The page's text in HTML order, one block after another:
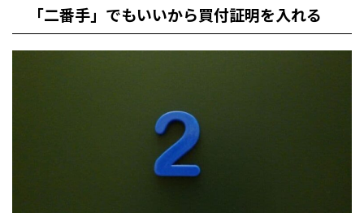
「二番手」でもいいから買付証明を入れる